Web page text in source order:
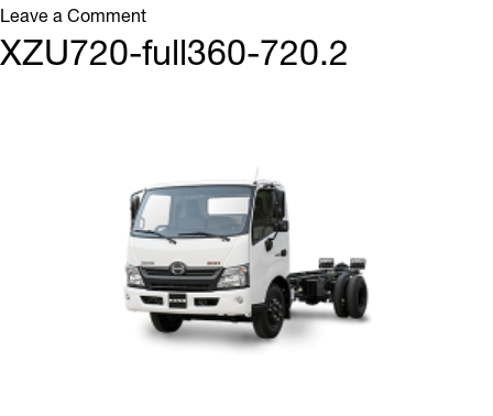
Leave a Commenton
XZU720-
full360-
XZU720-full360-720.2